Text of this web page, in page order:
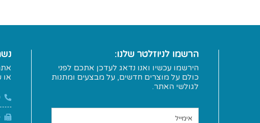
הרשמו לניוזלטר שלנו:
הירשמו עכשיו ואנו נדאג לעדכן אתכם לפני
כולם על מוצרים חדשים, על מבצעים ומתנות
לגולשי האתר.